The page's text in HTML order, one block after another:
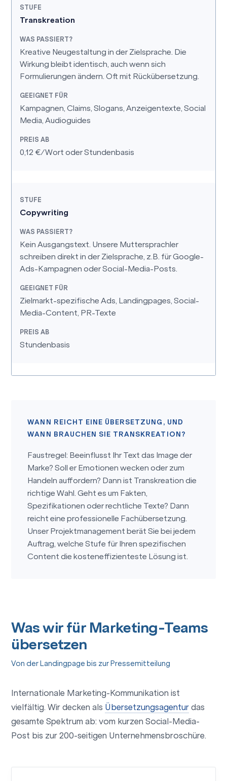
Transkreation
Kreative Neugestaltung in der Zielsprache. Die
Wirkung bleibt identisch, auch wenn sich
Formulierungen ändern. Oft mit Rückübersetzung.
Kampagnen, Claims, Slogans, Anzeigentexte, Social
Media, Audioguides
0,12 €/Wort oder Stundenbasis
Copywriting
Kein Ausgangstext. Unsere Muttersprachler
schreiben direkt in der Zielsprache, z.B. für Google-
Ads-Kampagnen oder Social-Media-Posts.
Zielmarkt-spezifische Ads, Landingpages, Social-
Media-Content, PR-Texte
Stundenbasis
WANN REICHT EINE ÜBERSETZUNG, UND
WANN BRAUCHEN SIE TRANSKREATION?
Faustregel: Beeinflusst Ihr Text das Image der
Marke? Soll er Emotionen wecken oder zum
Handeln auffordern? Dann ist Transkreation die
richtige Wahl. Geht es um Fakten,
Spezifikationen oder rechtliche Texte? Dann
reicht eine professionelle Fachübersetzung.
Unser Projektmanagement berät Sie bei jedem
Auftrag, welche Stufe für Ihren spezifischen
Content die kosteneffizienteste Lösung ist.
Was wir für Marketing-Teams
übersetzen
Von der Landingpage bis zur Pressemitteilung
Internationale Marketing-Kommunikation ist
vielfältig. Wir decken als Übersetzungsagentur das
gesamte Spektrum ab: vom kurzen Social-Media-
Post bis zur 200-seitigen Unternehmensbroschüre.